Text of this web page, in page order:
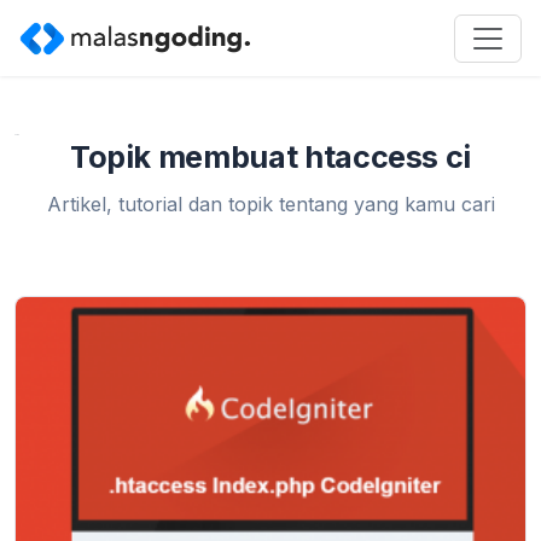
Topik membuat htaccess ci
Artikel, tutorial dan topik tentang yang kamu cari